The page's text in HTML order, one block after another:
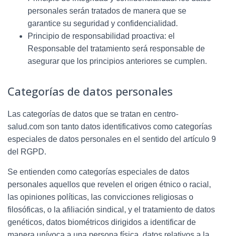
personales serán tratados de manera que se
garantice su seguridad y confidencialidad.
Principio de responsabilidad proactiva: el
Responsable del tratamiento será responsable de
asegurar que los principios anteriores se cumplen.
Categorías de datos personales
Las categorías de datos que se tratan en centro-
salud.com son tanto datos identificativos como categorías
especiales de datos personales en el sentido del artículo 9
del RGPD.
Se entienden como categorías especiales de datos
personales aquellos que revelen el origen étnico o racial,
las opiniones políticas, las convicciones religiosas o
filosóficas, o la afiliación sindical, y el tratamiento de datos
genéticos, datos biométricos dirigidos a identificar de